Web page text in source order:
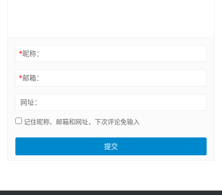
*昵称：
*邮箱：
网址：
记住昵称、邮箱和网址，下次评论免输入